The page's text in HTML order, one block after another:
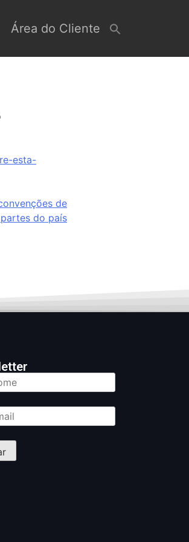
Área do Cliente
esta-
de
do país